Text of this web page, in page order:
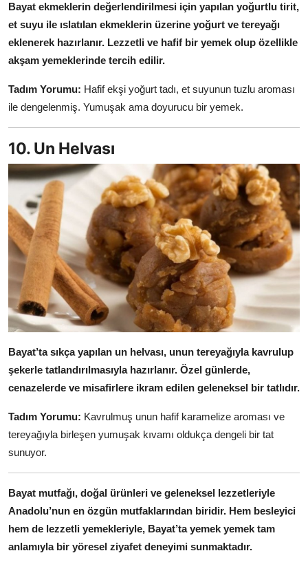
Bayat ekmeklerin değerlendirilmesi için yapılan yoğurtlu tirit,
et suyu ile ıslatılan ekmeklerin üzerine yoğurt ve tereyağı
eklenerek hazırlanır. Lezzetli ve hafif bir yemek olup özellikle
akşam yemeklerinde tercih edilir.
Tadım Yorumu: Hafif ekşi yoğurt tadı, et suyunun tuzlu aroması
ile dengelenmiş. Yumuşak ama doyurucu bir yemek.
10. Un Helvası
Bayat’ta sıkça yapılan un helvası, unun tereyağıyla kavrulup
şekerle tatlandırılmasıyla hazırlanır. Özel günlerde,
cenazelerde ve misafirlere ikram edilen geleneksel bir tatlıdır.
Tadım Yorumu: Kavrulmuş unun hafif karamelize aroması ve
tereyağıyla birleşen yumuşak kıvamı oldukça dengeli bir tat
sunuyor.
Bayat mutfağı, doğal ürünleri ve geleneksel lezzetleriyle
Anadolu’nun en özgün mutfaklarından biridir. Hem besleyici
hem de lezzetli yemekleriyle, Bayat’ta yemek yemek tam
anlamıyla bir yöresel ziyafet deneyimi sunmaktadır.